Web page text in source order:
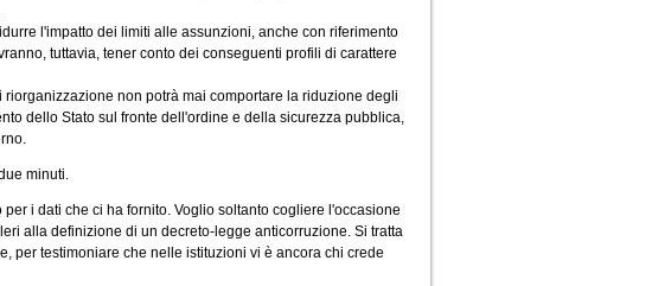
l'impatto dei limiti alle assunzioni, anche con riferimento
tuttavia, tener conto dei conseguenti profili di carattere
non potrà mai comportare la riduzione degli
dello Stato sul fronte dell'ordine e della sicurezza pubblica,
minuti.
i dati che ci ha fornito. Voglio soltanto cogliere l'occasione
alla definizione di un decreto-legge anticorruzione. Si tratta
per testimoniare che nelle istituzioni vi è ancora chi crede